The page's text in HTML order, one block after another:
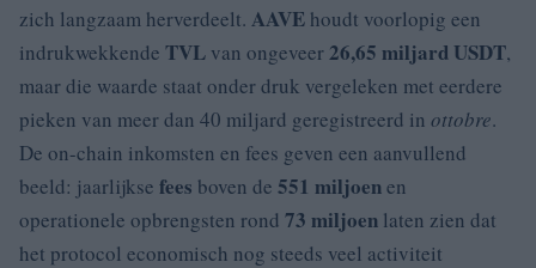
zich langzaam herverdeelt. AAVE houdt voorlopig een
indrukwekkende TVL van ongeveer26,65 miljard USDT,
maar die waarde staat onder druk vergeleken met eerdere
pieken van meer dan 40 miljard geregistreerd in ottobre.
De on-chain inkomsten en fees geven een aanvullend
beeld: jaarlijkse fees boven de 551 miljoenen
operationele opbrengsten rond 73 miljoen laten zien dat
het protocol economisch nog steeds veel activiteit